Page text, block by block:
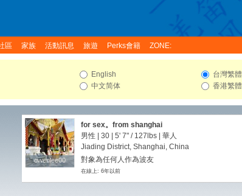
區 家族 活動訊息 旅遊 Perks會籍 ZONE:
English
中文简体
台灣繁體
香港繁體
owenlee00
owenlee00
for sex。from shanghai
男性 | 30 | 5' 7" / 127lbs | 華人
Jiading District, Shanghai, China
對象為任何人作為波友
在線上: 6年以前